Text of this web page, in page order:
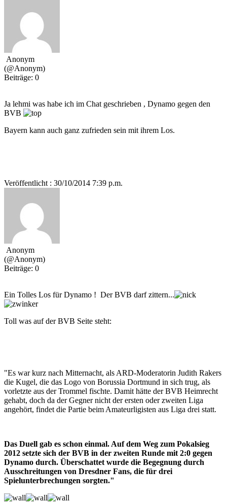
Anonym
(@Anonym)
Beiträge: 0
Ja lehmi was habe ich im Chat geschrieben , Dynamo gegen den
BVB
Bayern kann auch ganz zufrieden sein mit ihrem Los.
Veröffentlicht : 30/10/2014 7:39 p.m.
Anonym
(@Anonym)
Beiträge: 0
Ein Tolles Los für Dynamo ! Der BVB darf zittern...
Toll was auf der BVB Seite steht:
"Es war kurz nach Mitternacht, als ARD-Moderatorin Judith Rakers
die Kugel, die das Logo von Borussia Dortmund in sich trug, als
vorletzte aus der Trommel fischte. Damit hätte der BVB Heimrecht
gehabt, doch da der Gegner nicht der ersten oder zweiten Liga
angehört, findet die Partie beim Amateurligisten aus Liga drei statt.
Das Duell gab es schon einmal. Auf dem Weg zum Pokalsieg
2012 setzte sich der BVB in der zweiten Runde mit 2:0 gegen
Dynamo durch. Überschattet wurde die Begegnung durch
Ausschreitungen von Dresdner Fans, die für drei
Spielunterbrechungen sorgten."